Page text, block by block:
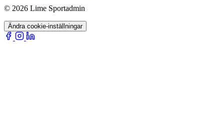
© 2026 Lime Sportadmin
Ändra cookie-inställningar